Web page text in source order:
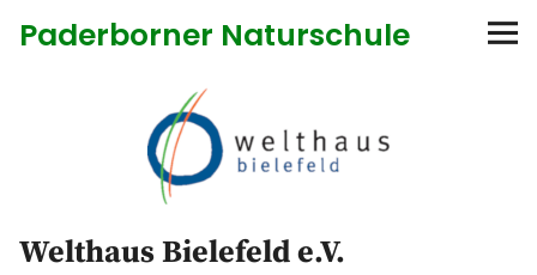
Paderborner Naturschule
Bildungsangebote
Welthaus Bielefeld e.V.